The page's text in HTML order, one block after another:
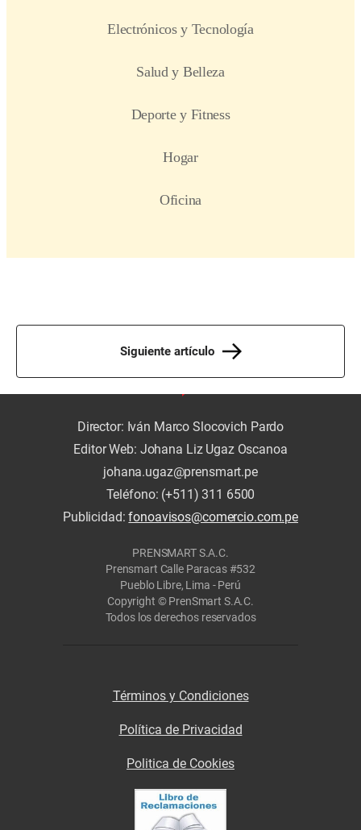
Siguiente artículo
Director: Iván Marco Slocovich Pardo
Editor Web: Johana Liz Ugaz Oscanoa
johana.ugaz@prensmart.pe
Teléfono: (+511) 311 6500
Publicidad:fonoavisos@comercio.com.pe
PRENSMART S.A.C.
Prensmart Calle Paracas #532
Pueblo Libre, Lima - Perú
Copyright © PrenSmart S.A.C.
Todos los derechos reservados
Términos y Condiciones
Política de Privacidad
Politica de Cookies